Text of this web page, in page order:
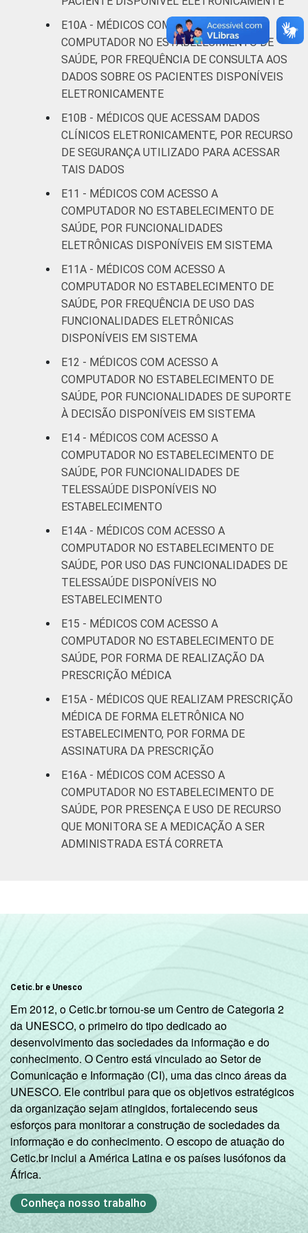
E10A - MÉDICOS COM ACESSO A
COMPUTADOR NO ESTABELECIMENTO DE
SAÚDE, POR FREQUÊNCIA DE CONSULTA AOS
DADOS SOBRE OS PACIENTES DISPONÍVEIS
ELETRONICAMENTE
E10B - MÉDICOS QUE ACESSAM DADOS
CLÍNICOS ELETRONICAMENTE, POR RECURSO
DE SEGURANÇA UTILIZADO PARA ACESSAR
TAIS DADOS
E11 - MÉDICOS COM ACESSO A
COMPUTADOR NO ESTABELECIMENTO DE
SAÚDE, POR FUNCIONALIDADES
ELETRÔNICAS DISPONÍVEIS EM SISTEMA
E11A - MÉDICOS COM ACESSO A
COMPUTADOR NO ESTABELECIMENTO DE
SAÚDE, POR FREQUÊNCIA DE USO DAS
FUNCIONALIDADES ELETRÔNICAS
DISPONÍVEIS EM SISTEMA
E12 - MÉDICOS COM ACESSO A
COMPUTADOR NO ESTABELECIMENTO DE
SAÚDE, POR FUNCIONALIDADES DE SUPORTE
À DECISÃO DISPONÍVEIS EM SISTEMA
E14 - MÉDICOS COM ACESSO A
COMPUTADOR NO ESTABELECIMENTO DE
SAÚDE, POR FUNCIONALIDADES DE
TELESSAÚDE DISPONÍVEIS NO
ESTABELECIMENTO
E14A - MÉDICOS COM ACESSO A
COMPUTADOR NO ESTABELECIMENTO DE
SAÚDE, POR USO DAS FUNCIONALIDADES DE
TELESSAÚDE DISPONÍVEIS NO
ESTABELECIMENTO
E15 - MÉDICOS COM ACESSO A
COMPUTADOR NO ESTABELECIMENTO DE
SAÚDE, POR FORMA DE REALIZAÇÃO DA
PRESCRIÇÃO MÉDICA
E15A - MÉDICOS QUE REALIZAM PRESCRIÇÃO
MÉDICA DE FORMA ELETRÔNICA NO
ESTABELECIMENTO, POR FORMA DE
ASSINATURA DA PRESCRIÇÃO
E16A - MÉDICOS COM ACESSO A
COMPUTADOR NO ESTABELECIMENTO DE
SAÚDE, POR PRESENÇA E USO DE RECURSO
QUE MONITORA SE A MEDICAÇÃO A SER
ADMINISTRADA ESTÁ CORRETA
Cetic.br e Unesco
Em 2012, o Cetic.br tornou-se um Centro de Categoria 2
da UNESCO, o primeiro do tipo dedicado ao
desenvolvimento das sociedades da informação e do
conhecimento. O Centro está vinculado ao Setor de
Comunicação e Informação (CI), uma das cinco áreas da
UNESCO. Ele contribui para que os objetivos estratégicos
da organização sejam atingidos, fortalecendo seus
esforços para monitorar a construção de sociedades da
informação e do conhecimento. O escopo de atuação do
Cetic.br inclui a América Latina e os países lusófonos da
África.
Conheça nosso trabalho